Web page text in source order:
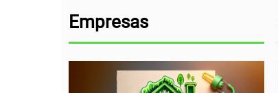
Empresas